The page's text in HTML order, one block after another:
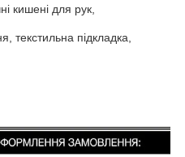
кишені для рук,
текстильна підкладка,